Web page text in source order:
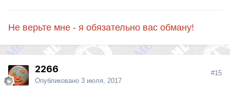
Не верьте мне - я обязательно вас обману!
2266
Опубликовано 3 июля, 2017
#15